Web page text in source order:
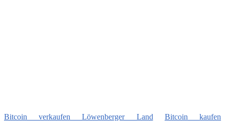
Bitcoin verkaufen Löwenberger Land Bitcoin kaufen